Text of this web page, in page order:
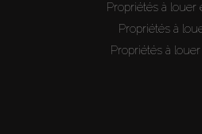
Propriétés à louer
Propriétés à
Propriétés à